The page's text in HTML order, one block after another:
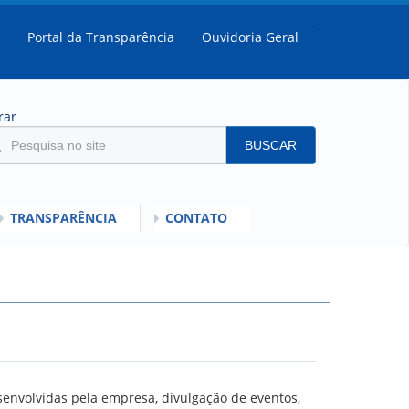
Portal da Transparência Ouvidoria Geral
.
BUSCAR
PLR
DO DESEMPENHO DOS EMPREGADOS DA EMPREL
ORIENTAÇÕES
TRANSPARÊNCIA CONTATO
pela empresa, divulgação de eventos,